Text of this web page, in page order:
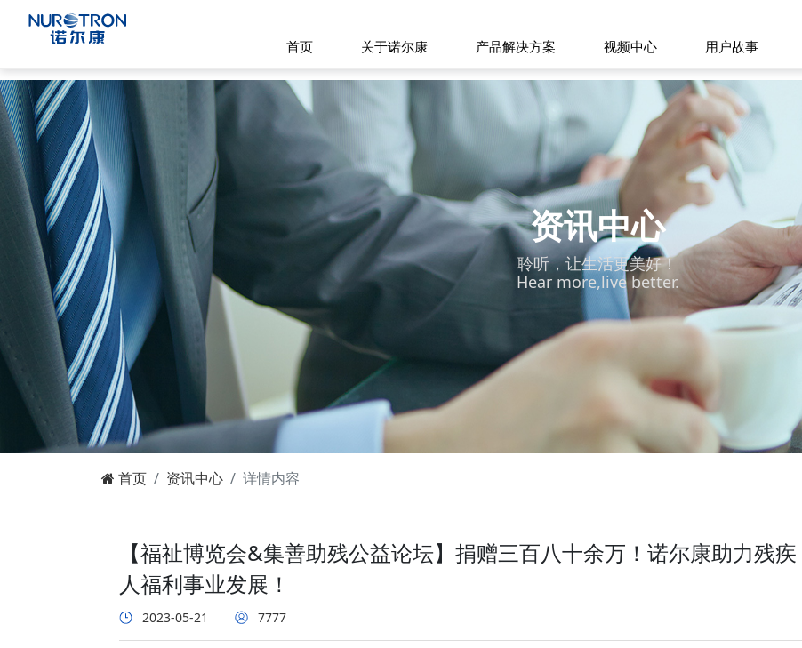
首页 关于诺尔康 产品解决方案 视频中心 用户故事
资讯中心
聆听，让生活更美好！
Hear more,live better.
首页 资讯中心 详情内容
【福祉博览会&集善助残公益论坛】捐赠三百八十余万！诺尔康助力残疾
人福利事业发展！
2023-05-21 7777